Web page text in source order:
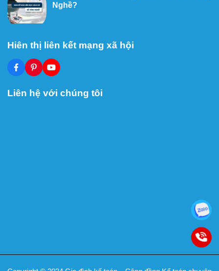
Nghề?
Hiên thị liên kết mạng xã hội
Liên hệ với chúng tôi